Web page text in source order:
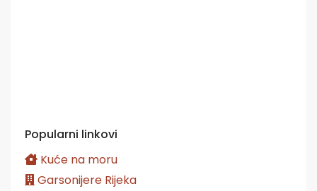
Popularni linkovi
Kuće na moru
Garsonijere Rijeka